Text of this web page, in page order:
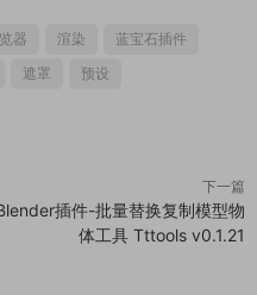
器 渲染
蓝宝石插件
遮罩 预设
下一篇
插件-批量替换复制模型物
体工具 Tttools v0.1.21